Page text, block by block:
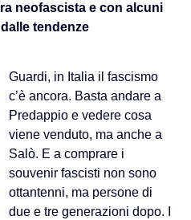
neofascista e con alcuni
tendenze
Guardi, in Italia il fascismo
c’è ancora. Basta andare a
Predappio e vedere cosa
viene venduto, ma anche a
Salò. E a comprare i
souvenir fascisti non sono
ottantenni, ma persone di
due e tre generazioni dopo. I